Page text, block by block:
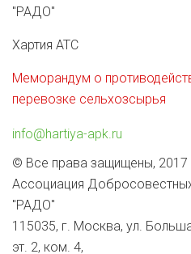
"РАДО"
Хартия АТС
Меморандум о
перевозке сельхозсырья
info@hartiya-apk.ru
© Все права защищены, 2017
Ассоциация
"РАДО"
115035, г. Москва, ул.
эт. 2, ком. 4,